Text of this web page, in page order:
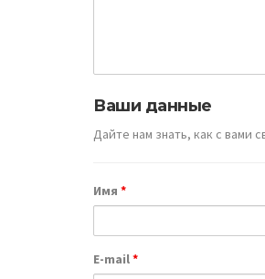
Ваши данные
Дайте нам знать, как с вами
Имя *
E-mail*